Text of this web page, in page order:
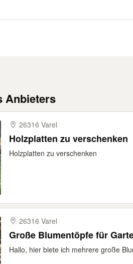
Anbieters
26316 Varel
Holzplatten zu verschenken
Holzplatten zu verschenken
26316 Varel
Große Blumentöpfe für
Hallo, hier biete ich mehrere große